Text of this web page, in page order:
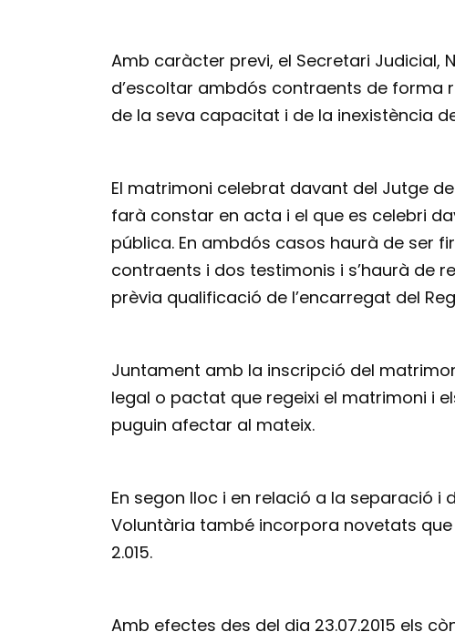
Amb caràcter previ, el Secretari Judicial,
d’escoltar ambdós contraents de
de la seva capacitat i de la inexistència
El matrimoni celebrat davant del Jutge
farà constar en acta i el que es celebri
pública. En ambdós casos haurà de ser
contraents i dos testimonis i s’haurà de
prèvia qualificació de l’encarregat del
Juntament amb la inscripció del
legal o pactat que regeixi el matrimoni i
puguin afectar al mateix.
En segon lloc i en relació a la separació i
Voluntària també incorpora novetats
2.015.
Amb efectes des del dia 23.07.2015 els